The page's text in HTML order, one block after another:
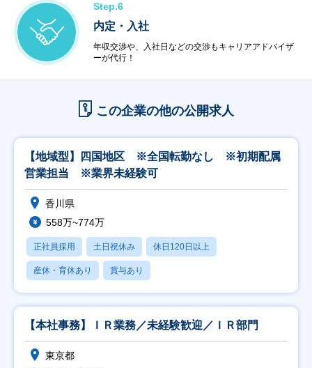
Step.6
内定・入社
年収交渉や、入社日などの交渉もキャリアアドバイザ
ーが代行！
この企業の他の公開求人
【地域型】四国地区 ※全国転勤なし ※初期配属
営業担当 ※業界未経験可
香川県
558万~774万
正社員採用 土日祝休み 休日120日以上
産休・育休あり 賞与あり
【本社事務】ＩＲ業務／未経験歓迎／ＩＲ部門
東京都